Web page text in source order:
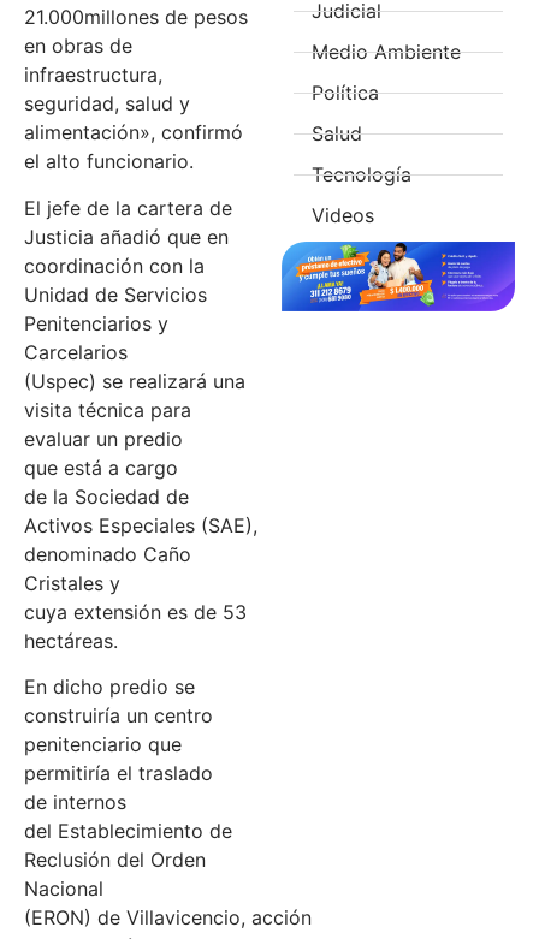
21.000millones de pesos
en obras de
infraestructura,
seguridad, salud y
alimentación», confirmó
el alto funcionario.
El jefe de la cartera de
Justicia añadió que en
coordinación con la
Unidad de Servicios
Penitenciarios y
Carcelarios
(Uspec) se realizará una
visita técnica para
evaluar un predio
que está a cargo
de la Sociedad de
Activos Especiales (SAE),
denominado Caño
Cristales y
cuya extensión es de 53
hectáreas.
En dicho predio se
construiría un centro
penitenciario que
permitiría el traslado
de internos
del Establecimiento de
Reclusión del Orden
Nacional
(ERON) de Villavicencio, acción
Judicial
Medio Ambiente
Política
Salud
Tecnología
Videos